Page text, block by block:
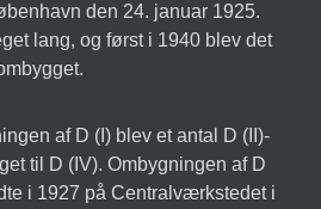
den 24. januar 1925.
lang, og først i 1940 blev det
af D (I) blev et antal D (II)-
til D (IV). Ombygningen af D
i 1927 på Centralværkstedet i